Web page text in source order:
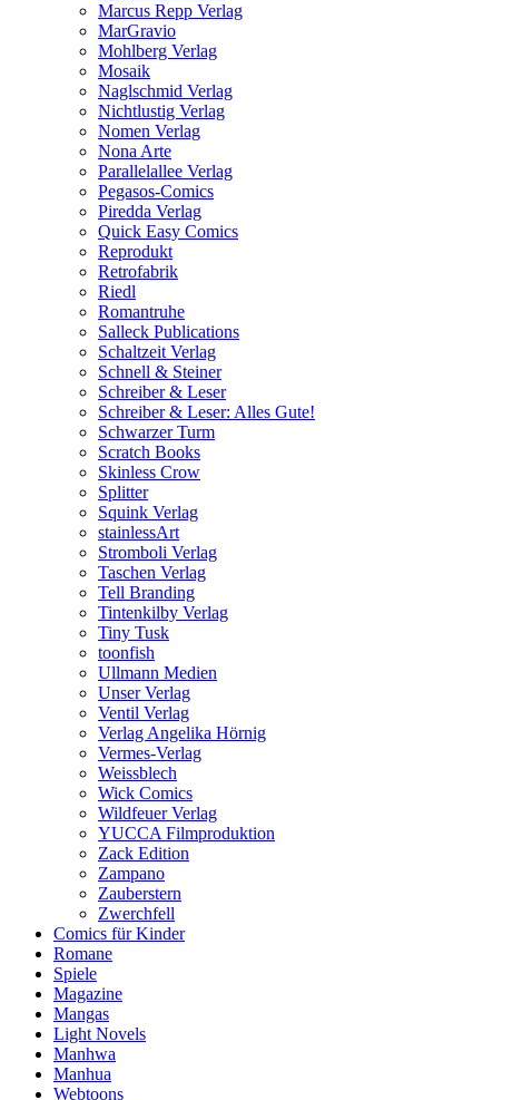
Marcus Repp Verlag
MarGravio
Mohlberg Verlag
Mosaik
Naglschmid Verlag
Nichtlustig Verlag
Nomen Verlag
Nona Arte
Parallelallee Verlag
Pegasos-Comics
Piredda Verlag
Quick Easy Comics
Reprodukt
Retrofabrik
Riedl
Romantruhe
Salleck Publications
Schaltzeit Verlag
Schnell & Steiner
Schreiber & Leser
Schreiber & Leser: Alles Gute!
Schwarzer Turm
Scratch Books
Skinless Crow
Splitter
Squink Verlag
stainlessArt
Stromboli Verlag
Taschen Verlag
Tell Branding
Tintenkilby Verlag
Tiny Tusk
toonfish
Ullmann Medien
Unser Verlag
Ventil Verlag
Verlag Angelika Hörnig
Vermes-Verlag
Weissblech
Wick Comics
Wildfeuer Verlag
YUCCA Filmproduktion
Zack Edition
Zampano
Zauberstern
Zwerchfell
Comics für Kinder
Romane
Spiele
Magazine
Mangas
Light Novels
Manhwa
Manhua
Webtoons